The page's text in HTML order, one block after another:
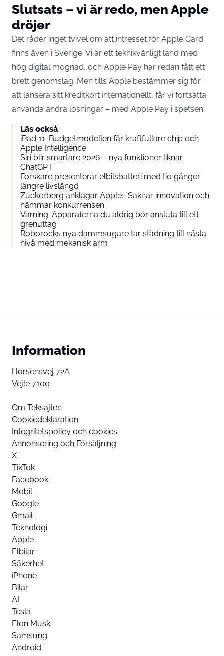
Slutsats – vi är redo, men Apple
dröjer
Det råder inget tvivel om att intresset för Apple Card
finns även i Sverige. Vi är ett teknikvänligt land med
hög digital mognad, och Apple Pay har redan fått ett
brett genomslag. Men tills Apple bestämmer sig för
att lansera sitt kreditkort internationellt, får vi fortsätta
använda andra lösningar – med Apple Pay i spetsen.
Läs också
iPad 11: Budgetmodellen får kraftfullare chip och
Apple Intelligence
Siri blir smartare 2026 – nya funktioner liknar
ChatGPT
Forskare presenterar elbilsbatteri med tio gånger
längre livslängd
Zuckerberg anklagar Apple: ”Saknar innovation och
hämmar konkurrensen
Varning: Apparaterna du aldrig bör ansluta till ett
grenuttag
Roborocks nya dammsugare tar städning till nästa
nivå med mekanisk arm
Information
Horsensvej 72A
Vejle 7100
Om Teksajten
Cookiedeklaration
Integritetspolicy och cookies
Annonsering och Försäljning
X
TikTok
Facebook
Mobil
Google
Gmail
Teknologi
Apple
Elbilar
Säkerhet
iPhone
Bilar
AI
Tesla
Elon Musk
Samsung
Android